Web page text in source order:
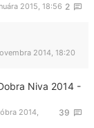
2
2015, 18:56
2014, 18:20
Niva 2014 -
39
2014,